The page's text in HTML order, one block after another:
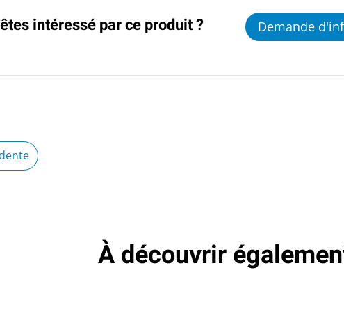
intéressé par ce produit ? Demande
À découvrir